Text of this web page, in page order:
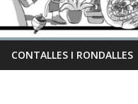
CONTALLES I RONDALLES